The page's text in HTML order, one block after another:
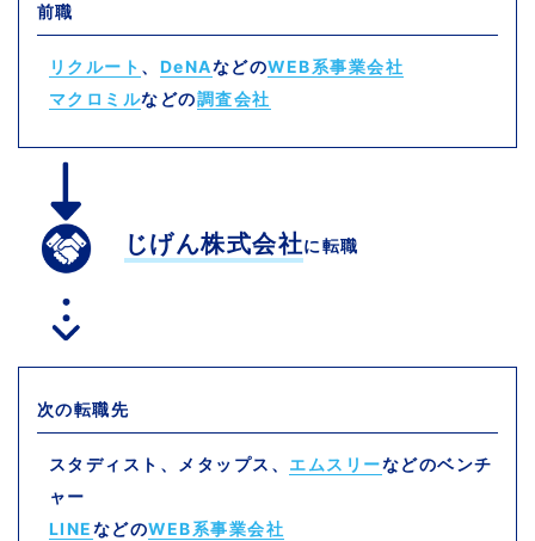
前職
リクルート 、 DeNAなどのWEB系事業会社
マクロミルなどの調査会社
じげん株式会社に転職
次の転職先
スタディスト、メタップス、 エムスリーなどのベンチ
ャー
LINEなどのWEB系事業会社